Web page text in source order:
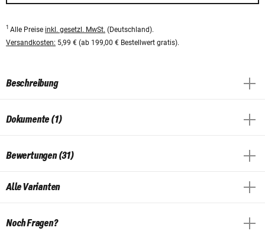
1 Alle Preise inkl. gesetzl. MwSt. (Deutschland).
Versandkosten: 5,99 € (ab 199,00 € Bestellwert gratis).
Beschreibung
Dokumente (1)
Bewertungen (31)
Alle Varianten
Noch Fragen?